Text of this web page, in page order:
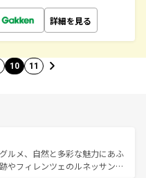
詳細を見る
10 11
ルメ、自然と多彩な魅力にあふ
やフィレンツェのルネッサンス